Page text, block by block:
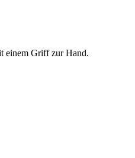
einem Griff zur Hand.